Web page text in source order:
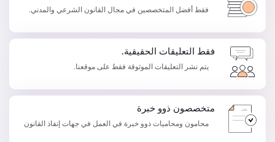
فقط أفضل المتخصصين في مجال القانون الشرعي والمدني.
فقط التعليقات الحقيقية.
يتم نشر التعليقات الموثوقة فقط على موقعنا.
متخصصون ذوو خبرة
محامون ومحاميات ذوو خبرة في العمل في جهات إنفاذ القانون